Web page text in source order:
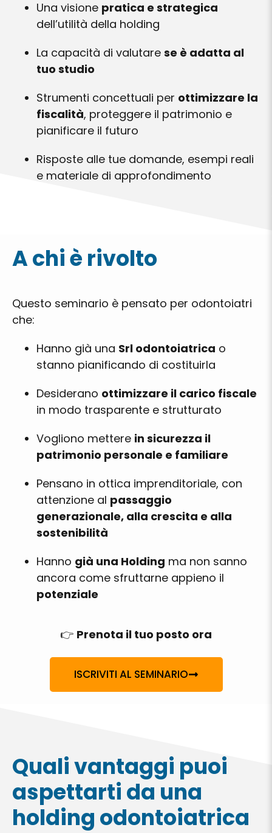
Una visione pratica e strategica
dell’utilità della holding
La capacità di valutare se è adatta al
tuo studio
Strumenti concettuali per ottimizzare la
fiscalità, proteggere il patrimonio e
pianificare il futuro
Risposte alle tue domande, esempi reali
e materiale di approfondimento
A chi è rivolto
Questo seminario è pensato per odontoiatri
che:
Hanno già una Srl odontoiatrica o
stanno pianificando di costituirla
Desiderano ottimizzare il carico fiscale
in modo trasparente e strutturato
Vogliono mettere in sicurezza il
patrimonio personale e familiare
Pensano in ottica imprenditoriale, con
attenzione al passaggio
generazionale, alla crescita e alla
sostenibilità
Hanno già una Holding ma non sanno
ancora come sfruttarne appieno il
potenziale
👉 Prenota il tuo posto ora
ISCRIVITI AL SEMINARIO
Quali vantaggi puoi
aspettarti da una
holding odontoiatrica